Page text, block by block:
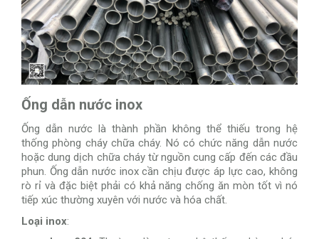
Ống dẫn nước inox
Ống dẫn nước là thành phần không thể thiếu trong hệ
thống phòng cháy chữa cháy. Nó có chức năng dẫn nước
hoặc dung dịch chữa cháy từ nguồn cung cấp đến các đầu
phun. Ống dẫn nước inox cần chịu được áp lực cao, không
rò rỉ và đặc biệt phải có khả năng chống ăn mòn tốt vì nó
tiếp xúc thường xuyên với nước và hóa chất.
Loại inox: